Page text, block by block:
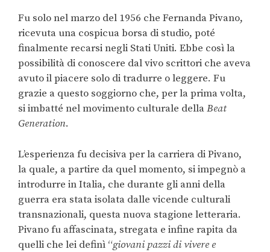
Fu solo nel marzo del 1956 che Fernanda Pivano,
ricevuta una cospicua borsa di studio, poté
finalmente recarsi negli Stati Uniti. Ebbe così la
possibilità di conoscere dal vivo scrittori che aveva
avuto il piacere solo di tradurre o leggere. Fu
grazie a questo soggiorno che, per la prima volta,
si imbatté nel movimento culturale dellaBeat
Generation.
L’esperienza fu decisiva per la carriera di Pivano,
la quale, a partire da quel momento, si impegnò a
introdurre in Italia, che durante gli anni della
guerra era stata isolata dalle vicende culturali
transnazionali, questa nuova stagione letteraria.
Pivano fu affascinata, stregata e infine rapita da
quelli che lei definì “giovani pazzi di vivere e